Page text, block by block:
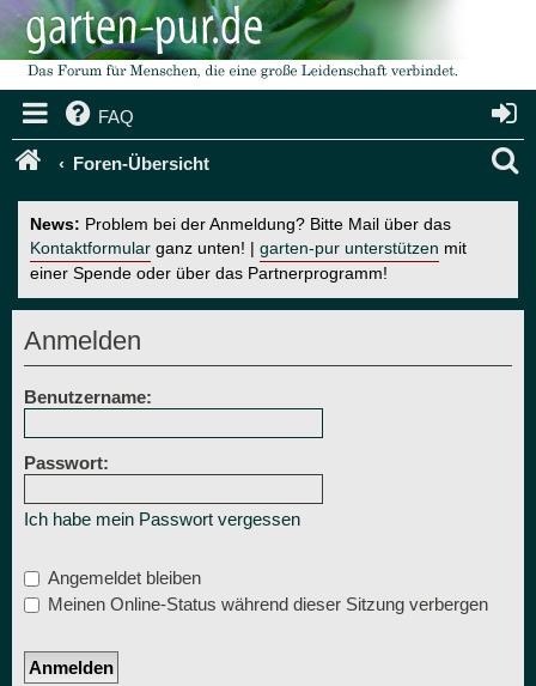
FAQ
Foren-Übersicht
News: Problem bei der Anmeldung? Bitte Mail über das
Kontaktformular ganz unten! | garten-pur unterstützen mit
einer Spende oder über das Partnerprogramm!
Anmelden
Benutzername:
Passwort:
Ich habe mein Passwort vergessen
Angemeldet bleiben
Meinen Online-Status während dieser Sitzung verbergen